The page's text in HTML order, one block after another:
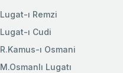
Lugat-ı Remzi
Lugat-ı Cudi
R.Kamus-ı Osmani
M.Osmanlı Lugatı